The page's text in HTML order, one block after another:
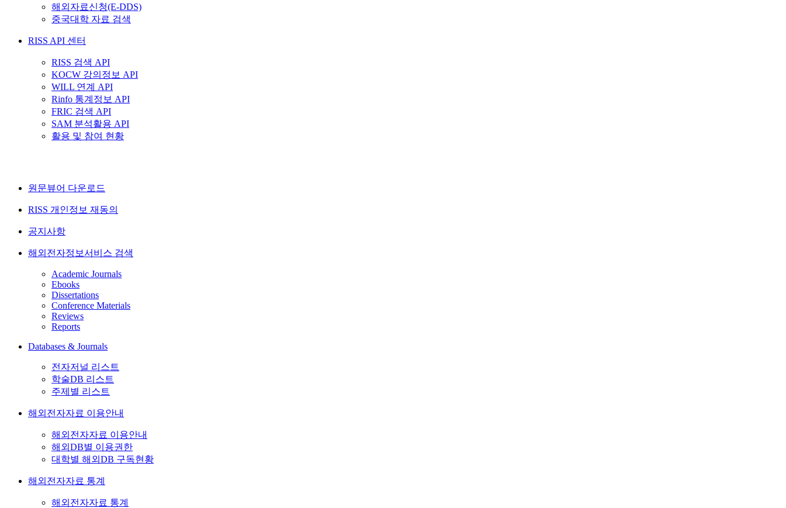
해외자료신청(E-DDS)
중국대학 자료 검색
RISS API 센터
RISS 검색 API
KOCW 강의정보 API
WILL 연계 API
Rinfo 통계정보 API
FRIC 검색 API
SAM 분석활용 API
활용 및 참여 현황
원문뷰어 다운로드
RISS 개인정보 재동의
공지사항
해외전자정보서비스 검색
Academic Journals
Ebooks
Dissertations
Conference Materials
Reviews
Reports
Databases & Journals
전자저널 리스트
학술DB 리스트
주제별 리스트
해외전자자료 이용안내
해외전자자료 이용안내
해외DB별 이용권한
대학별 해외DB 구독현황
해외전자자료 통계
해외전자자료 통계